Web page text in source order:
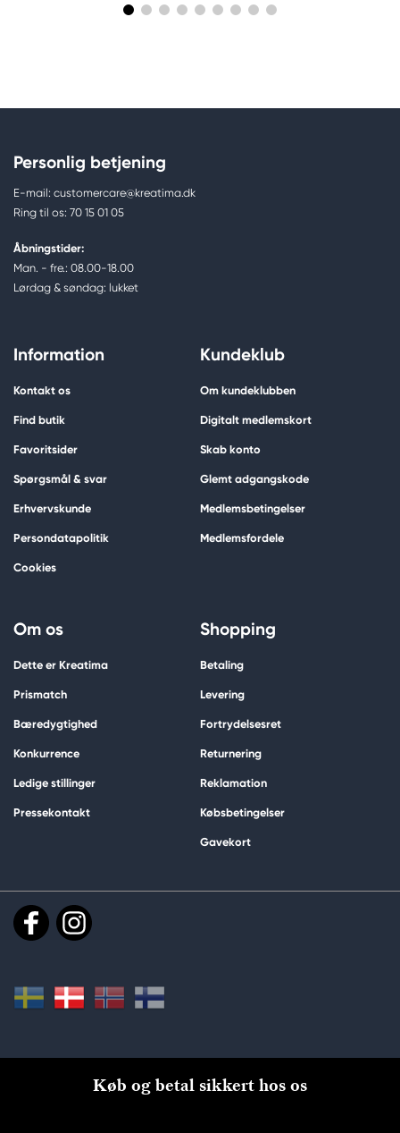
Personlig betjening
E-mail: customercare@kreatima.dk
Ring til os: 70 15 01 05
Åbningstider:
Man. - fre.: 08.00-18.00
Lørdag & søndag: lukket
Information
Kontakt os
Find butik
Favoritsider
Spørgsmål & svar
Erhvervskunde
Persondatapolitik
Cookies
Kundeklub
Om kundeklubben
Digitalt medlemskort
Skab konto
Glemt adgangskode
Medlemsbetingelser
Medlemsfordele
Om os
Dette er Kreatima
Prismatch
Bæredygtighed
Konkurrence
Ledige stillinger
Pressekontakt
Shopping
Betaling
Levering
Fortrydelsesret
Returnering
Reklamation
Købsbetingelser
Gavekort
Køb og betal sikkert hos os